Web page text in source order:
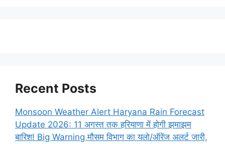
Recent Posts
Monsoon Weather Alert Haryana Rain Forecast
Update 2026: 11 अगस्त तक हरियाणा में होगी झमाझम
बारिश! Big Warning मौसम विभाग का यलो/ऑरेंज अलर्ट जारी,